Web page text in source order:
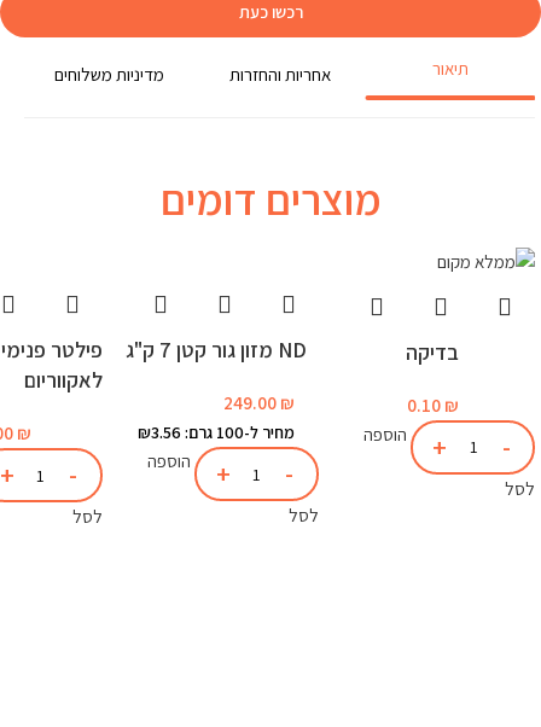
רכשו כעת
תיאור אחריות והחזרות מדיניות משלוחים
מוצרים דומים
בדיקה
0.10 ₪
הוספה
לסל
ND מזון גור קטן 7 ק"ג
249.00 ₪
מחיר ל-100 גרם: ₪3.56
הוספה
לסל
לאקווריום
₪
לסל